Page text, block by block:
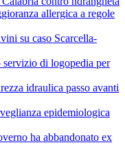
allergica a regole
su caso Scarcella-
di logopedia per
idraulica passo avanti
epidemiologica
ha abbandonato ex